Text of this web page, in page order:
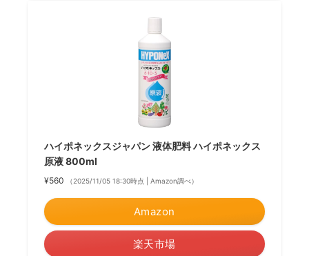
ハイポネックスジャパン 液体肥料 ハイポネックス
原液 800ml
¥560 （2025/11/05 18:30時点 | Amazon調べ）
Amazon
楽天市場